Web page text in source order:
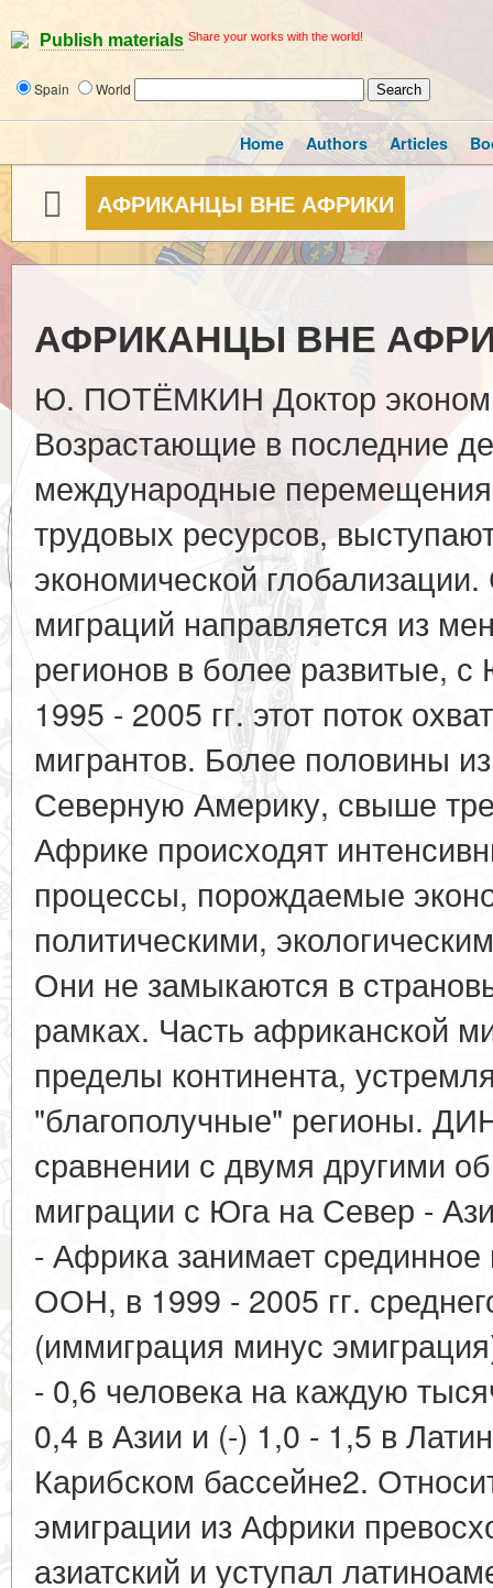
Publish materials Share your works with the world!
Spain World
Home Authors Articles
АФРИКАНЦЫ ВНЕ АФРИКИ
АФРИКАНЦЫ ВНЕ
Ю. ПОТЁМКИН Доктор
Возрастающие в последние
международные
трудовых ресурсов,
экономической
миграций направляется из
регионов в более развитые,
1995 - 2005 гг. этот поток
мигрантов. Более половины
Северную Америку, свыше
Африке происходят
процессы, порождаемые
политическими,
Они не замыкаются в
рамках. Часть африканской
пределы континента,
"благополучные" регионы.
сравнении с двумя другими
миграции с Юга на Север -
- Африка занимает
ООН, в 1999 - 2005 гг.
(иммиграция минус
- 0,6 человека на каждую
0,4 в Азии и (-) 1,0 - 1,5 в
Карибском бассейне2.
эмиграции из Африки
азиатский и уступал